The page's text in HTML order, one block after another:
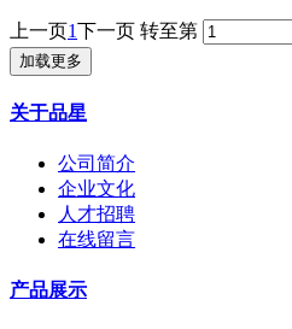
上一页1下一页 转至第
加载更多
关于品星
公司简介
企业文化
人才招聘
在线留言
产品展示